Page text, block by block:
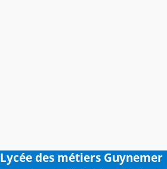
Lycée des métiers Guynemer